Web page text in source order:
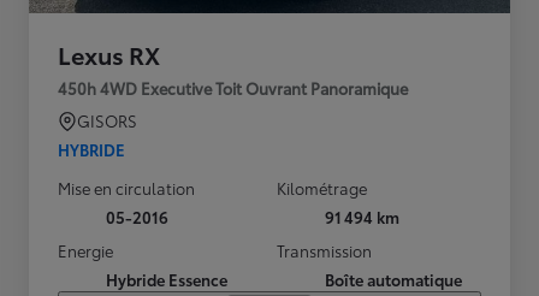
Lexus RX
450h 4WD Executive Toit Ouvrant Panoramique
GISORS
HYBRIDE
Mise en circulation
05-2016
Kilométrage
91 494 km
Energie
Hybride Essence
Transmission
Boîte automatique